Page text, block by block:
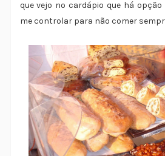
que vejo no cardápio que há
me controlar para não comer